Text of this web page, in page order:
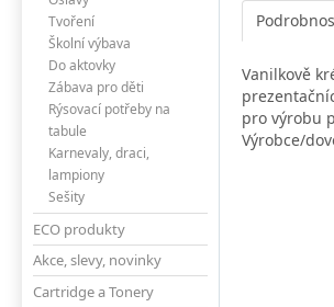
Tvoření
Školní výbava
Do aktovky
Zábava pro děti
Rýsovací potřeby na
tabule
Karnevaly, draci,
lampiony
Sešity
ECO produkty
Akce, slevy, novinky
Cartridge a Tonery
Vanilkově
pro výrobu
Výrobce/